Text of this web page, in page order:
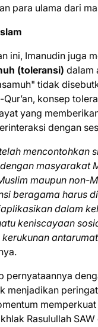
para ulama dari
ini, Imanudin juga
(toleransi) dalam
tidak
konsep
yang
dengan
mencontohkan
masyarakat
maupun non-
beragama harus
dalam
keniscayaan
antarumat
pernyataannya
menjadikan
Rasulullah SAW